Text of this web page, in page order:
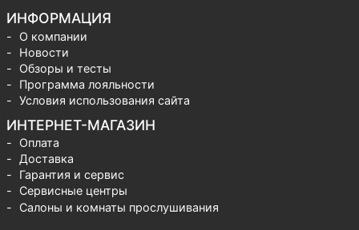
ИНФОРМАЦИЯ
О компании
Новости
Обзоры и тесты
Программа лояльности
Условия использования сайта
ИНТЕРНЕТ-МАГАЗИН
Оплата
Доставка
Гарантия и сервис
Сервисные центры
Салоны и комнаты прослушивания